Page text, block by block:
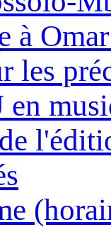
à
les
en